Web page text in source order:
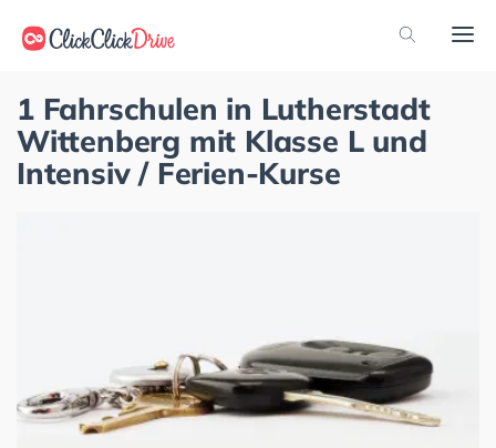
1 Fahrschulen in Lutherstadt
Wittenberg mit Klasse L und
Intensiv / Ferien-Kurse